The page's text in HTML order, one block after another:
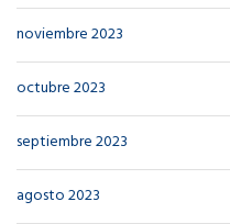
noviembre 2023
octubre 2023
septiembre 2023
agosto 2023